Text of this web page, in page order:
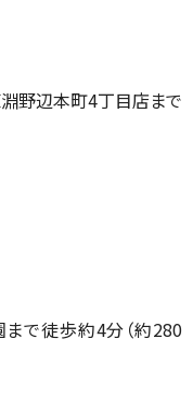
野辺本町4丁目店まで
で徒歩約4分（約280